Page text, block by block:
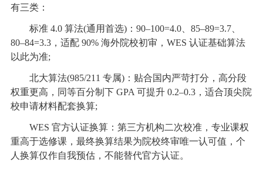
有三类：
标准 4.0 算法(通用首选)：90–100=4.0、85–89=3.7、
80–84=3.3，适配 90% 海外院校初审，WES 认证基础算法
以此为准;
北大算法(985/211 专属)：贴合国内严苛打分，高分段
权重更高，同等百分制下 GPA 可提升 0.2–0.3，适合顶尖院
校申请材料配套换算;
WES 官方认证换算：第三方机构二次校准，专业课权
重高于选修课，最终换算结果为院校终审唯一认可值，个
人换算仅作自我预估，不能替代官方认证。